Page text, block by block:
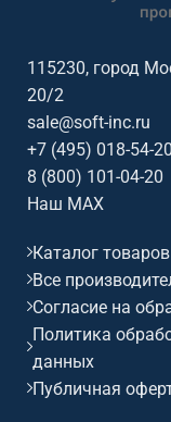
115230, город
20/2
sale@soft-inc.ru
+7 (495) 018-54-20
8 (800) 101-04-20
Наш MAX
Каталог товаров
Все
Согласие на
Политика
данных
Публичная